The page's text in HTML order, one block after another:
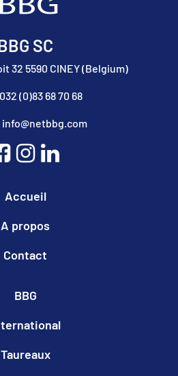
SC
32 5590 CINEY (Belgium)
(0)83 68 70 68
info@netbbg.com
Accueil
A propos
Contact
BBG
Taureaux